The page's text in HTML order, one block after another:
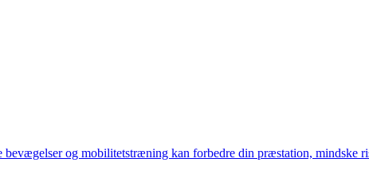
og mobilitetstræning kan forbedre din præstation, mindske